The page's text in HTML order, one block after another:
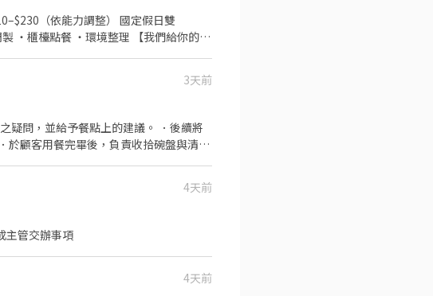
3天前
疑問，並給予餐點上的建議。 ．後續將
於顧客用餐完畢後，負責收拾碗盤與清理
4天前
主管交辦事項
4天前